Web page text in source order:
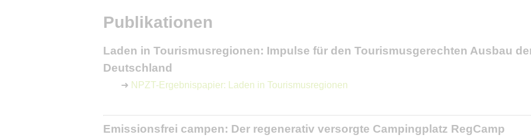
Publikationen
Laden in Tourismusregionen: Impulse für den Tourismusgerechten Ausbau
Deutschland
➜ NPZT-Ergebnispapier: Laden in Tourismusregionen
Emissionsfrei campen: Der regenerativ versorgte Campingplatz RegCamp